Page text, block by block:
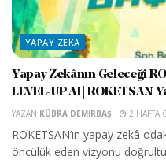
YAPAY ZEKA
Yapay Zekânın Geleceği
LEVEL-UP AI | ROKETSAN
YAZAN KÜBRA DEMIRBAŞ 2 HAFTA
ROKETSAN’ın yapay zekâ
öncülük eden vizyonu